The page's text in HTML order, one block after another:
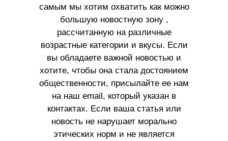
самым мы хотим охватить как можно
большую новостную зону ,
рассчитанную на различные
возрастные категории и вкусы. Если
вы обладаете важной новостью и
хотите, чтобы она стала достоянием
общественности, присылайте ее нам
на наш email, который указан в
контактах. Если ваша статья или
новость не нарушает морально
этических норм и не является